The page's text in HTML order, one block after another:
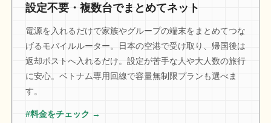
設定不要・複数台でまとめてネット
電源を入れるだけで家族やグループの端末をまとめてつな
げるモバイルルーター。日本の空港で受け取り、帰国後は
返却ポストへ入れるだけ。設定が苦手な人や大人数の旅行
に安心。ベトナム専用回線で容量無制限プランも選べま
す。
#料金をチェック →